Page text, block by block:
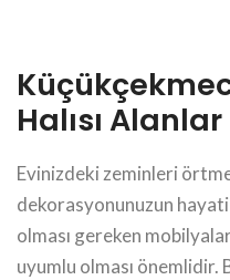
Halısı Alanlar
Evinizdeki zeminleri
dekorasyonunuzun hayati
olması gereken
uyumlu olması önemlidir.